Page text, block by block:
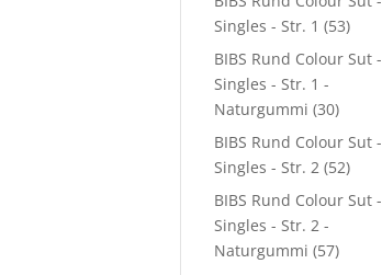
Singles - Str. 1 (53)
BIBS Rund Colour Sut -
Singles - Str. 1 -
Naturgummi (30)
BIBS Rund Colour Sut -
Singles - Str. 2 (52)
BIBS Rund Colour Sut -
Singles - Str. 2 -
Naturgummi (57)